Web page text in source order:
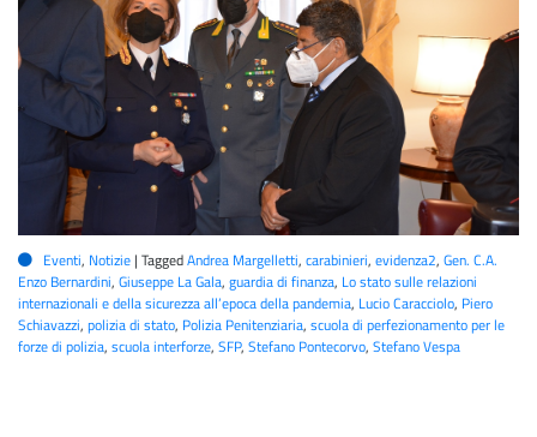
Eventi, Notizie | TaggedAndrea Margelletti, carabinieri, evidenza2, Gen. C.A.
Enzo Bernardini, Giuseppe La Gala, guardia di finanza, Lo stato sulle relazioni
internazionali e della sicurezza all’epoca della pandemia, Lucio Caracciolo, Piero
Schiavazzi, polizia di stato, Polizia Penitenziaria, scuola di perfezionamento per le
forze di polizia, scuola interforze, SFP, Stefano Pontecorvo, Stefano Vespa